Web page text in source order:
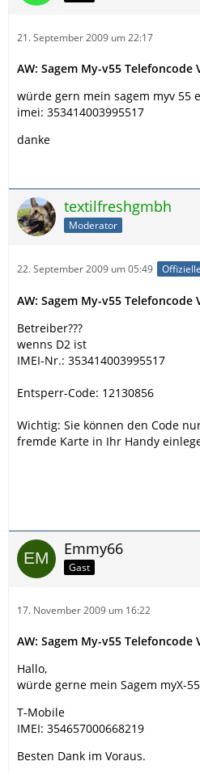
21. September 2009 um 22:17
AW: Sagem My-v55 Telefoncode
würde gern mein sagem myv 55
imei: 353414003995517
danke
textilfreshgmbh
Moderator
22. September 2009 um 05:49
AW: Sagem My-v55 Telefoncode
Betreiber???
wenns D2 ist
IMEI-Nr.: 353414003995517
Entsperr-Code: 12130856
Wichtig: Sie können den Code
fremde Karte in Ihr Handy
Emmy66
Gast
17. November 2009 um 16:22
AW: Sagem My-v55 Telefoncode
Hallo,
würde gerne mein Sagem myX-
T-Mobile
IMEI: 354657000668219
Besten Dank im Voraus.